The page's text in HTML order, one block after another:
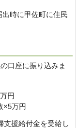
時に甲佐町に住民
口座に振り込みま
円
×5万円
支援給付金を受給し